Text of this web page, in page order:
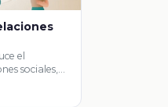
el
sociales,
…